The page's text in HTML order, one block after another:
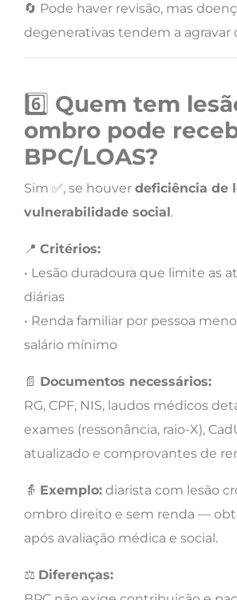
🔄 Pode haver revisão, mas
degenerativas tendem a agravar
6️⃣ Quem tem
ombro pode
BPC/LOAS?
Sim ✅, se houver deficiência de
vulnerabilidade social.
📍 Critérios:
• Lesão duradoura que limite as
diárias
• Renda familiar por pessoa
salário mínimo
📄 Documentos necessários:
RG, CPF, NIS, laudos médicos
exames (ressonância, raio-X),
atualizado e comprovantes de
👵 Exemplo: diarista com lesão
ombro direito e sem renda —
após avaliação médica e social.
⚖️ Diferenças: